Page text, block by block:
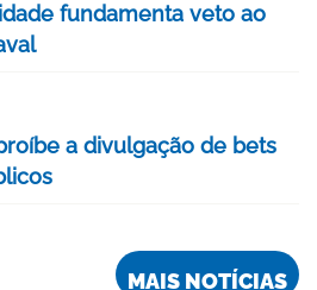
fundamenta veto ao
a divulgação de bets
MAIS NOTÍCIAS